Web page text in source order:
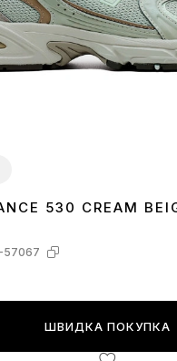
4142 434445
530 CREAM
57067
ШВИДКА ПОКУПКА